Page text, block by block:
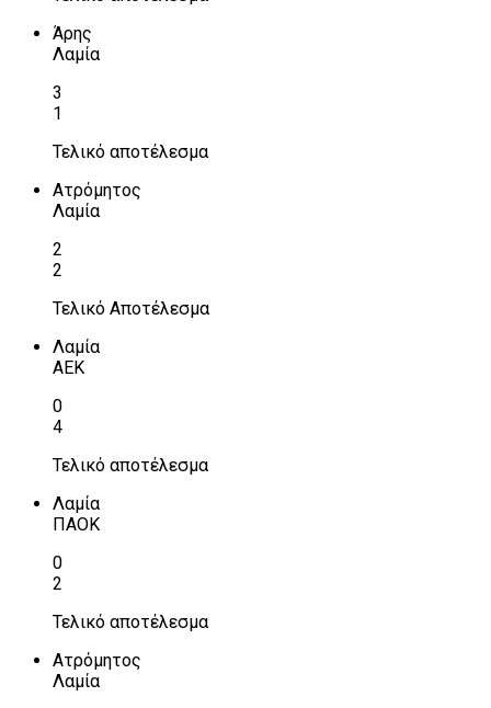
Άρης
Λαμία
3
1
Τελικό αποτέλεσμα
Ατρόμητος
Λαμία
2
2
Τελικό Αποτέλεσμα
Λαμία
ΑΕΚ
0
4
Τελικό αποτέλεσμα
Λαμία
ΠΑΟΚ
0
2
Τελικό αποτέλεσμα
Ατρόμητος
Λαμία